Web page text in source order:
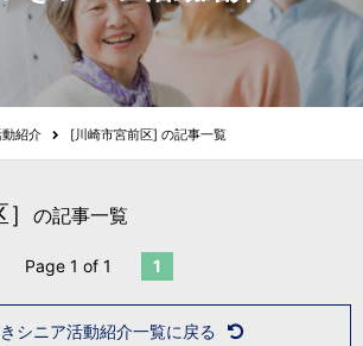
紹介 [川崎市宮前区] の記事一覧
の記事一覧
Page 1 of 1 1
シニア活動紹介一覧に戻る